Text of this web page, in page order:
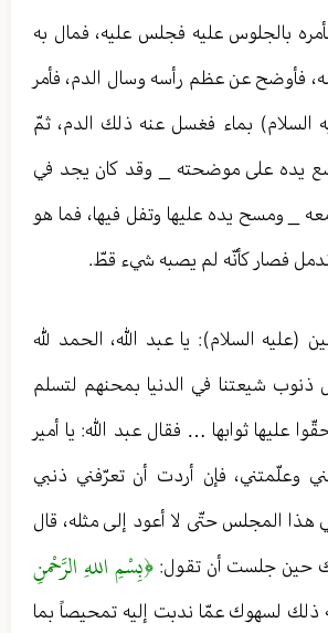
بالجلوس عليه فجلس عليه، فمال به
فأوضح عن عظم رأسه وسال الدم، فأمر
السلام) بماء فغسل عنه ذلك الدم، ثمّ
يده على موضحته _ وقد كان يجد في
_ ومسح يده عليها وتفل فيها، فما هو
فصار كأنّه لم يصبه شيء قطّ.
(عليه السلام): يا عبد الله، الحمد لله
شيعتنا في الدنيا بمحنهم لتسلم
عليها ثوابها … فقال عبد الله: يا أمير
وعلّمتني، فإن أردت أن تعرّفني ذنبي
هذا المجلس حتّى لا أعود إلى مثله، قال
حين جلست أن تقول:﴿بِسْمِ اللهِ الرَّحْمنِ
ذلك لسهوك عمّا ندبت إليه تمحيصاً بما